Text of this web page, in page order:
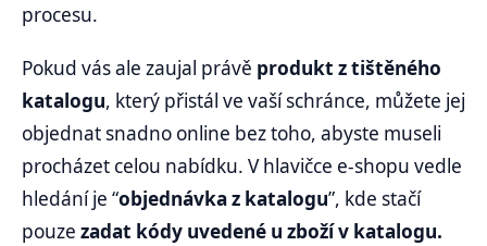
procesu.
Pokud vás ale zaujal právě produkt z tištěného
katalogu, který přistál ve vaší schránce, můžete jej
objednat snadno online bez toho, abyste museli
procházet celou nabídku. V hlavičce e-shopu vedle
hledání je “objednávka z katalogu”, kde stačí
pouze zadat kódy uvedené u zboží v katalogu.